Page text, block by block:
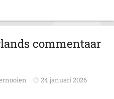
commentaar
24 januari 2026